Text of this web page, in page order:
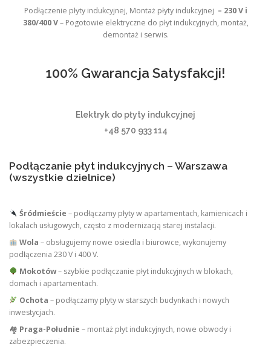
Podłączenie płyty indukcyjnej, Montaż płyty indukcyjnej – 230 V i
380/400 V– Pogotowie elektryczne do płyt indukcyjnych, montaż,
demontaż i serwis.
100% Gwarancja Satysfakcji!
Elektryk do płyty indukcyjnej
+48 570 933 114
Podłączanie płyt indukcyjnych – Warszawa
(wszystkie dzielnice)
Śródmieście – podłączamy płyty w apartamentach, kamienicach i
lokalach usługowych, często z modernizacją starej instalacji.
Wola – obsługujemy nowe osiedla i biurowce, wykonujemy
podłączenia 230 V i 400 V.
Mokotów– szybkie podłączanie płyt indukcyjnych w blokach,
domach i apartamentach.
Ochota – podłączamy płyty w starszych budynkach i nowych
inwestycjach.
🏘 Praga-Południe – montaż płyt indukcyjnych, nowe obwody i
zabezpieczenia.